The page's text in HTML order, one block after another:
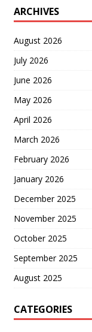
ARCHIVES
August 2026
July 2026
June 2026
May 2026
April 2026
March 2026
February 2026
January 2026
December 2025
November 2025
October 2025
September 2025
August 2025
CATEGORIES